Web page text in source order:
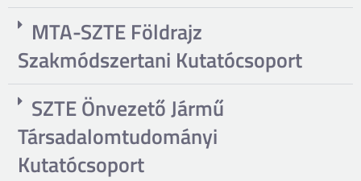
MTA-SZTE Földrajz
Szakmódszertani Kutatócsoport
SZTE Önvezető Jármű
Társadalomtudományi
Kutatócsoport